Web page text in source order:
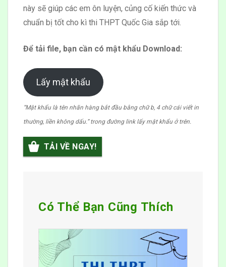
này sẽ giúp các em ôn luyện, củng cố kiến thức và
chuẩn bị tốt cho kì thi THPT Quốc Gia sắp tới.
Để tải file, bạn cần có mật khẩu Download:
Lấy mật khẩu
“Mật khẩu là tên nhãn hàng bắt đầu bằng chữ b, 4 chữ cái viết in
thường, liền không dấu.” trong đường link lấy mật khẩu ở trên.
TẢI VỀ NGAY!
Có Thể Bạn Cũng Thích